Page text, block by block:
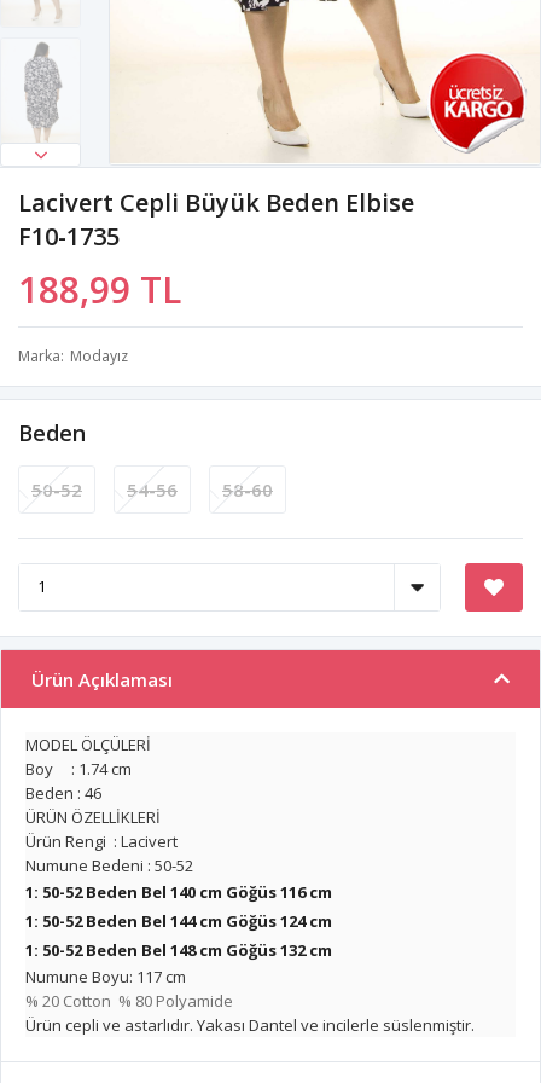
Lacivert Cepli Büyük Beden Elbise
F10-1735
188,99 TL
Marka Modayız
Beden
50-52 54-56 58-60
Ürün Açıklaması
MODEL ÖLÇÜLERİ
Boy : 1.74 cm
Beden : 46
ÜRÜN ÖZELLİKLERİ
Ürün Rengi : Lacivert
Numune Bedeni : 50-52
1: 50-52 Beden Bel 140 cm Göğüs 116 cm
1: 50-52 Beden Bel 144 cm Göğüs 124 cm
1: 50-52 Beden Bel 148 cm Göğüs 132 cm
Numune Boyu: 117 cm
% 20 Cotton % 80 Polyamide
Ürün cepli ve astarlıdır. Yakası Dantel ve incilerle süslenmiştir.